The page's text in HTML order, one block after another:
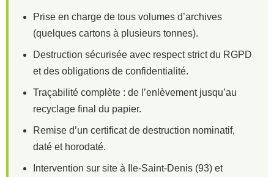
Prise en charge de tous volumes d’archives
(quelques cartons à plusieurs tonnes).
Destruction sécurisée avec respect strict du RGPD
et des obligations de confidentialité.
Traçabilité complète : de l’enlèvement jusqu’au
recyclage final du papier.
Remise d’un certificat de destruction nominatif,
daté et horodaté.
Intervention sur site à Ile-Saint-Denis (93) et